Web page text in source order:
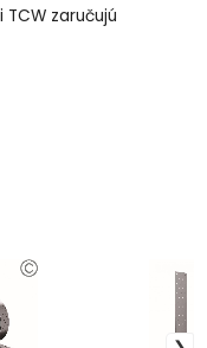
zaručujú